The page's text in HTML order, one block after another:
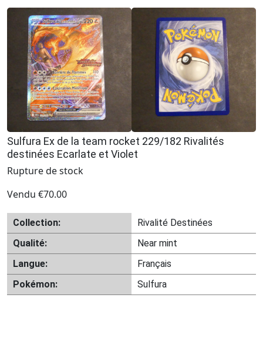
Sulfura Ex de la team rocket 229/182 Rivalités
destinées Ecarlate et Violet
Rupture de stock
Vendu €70.00
Collection:
Rivalité Destinées
Qualité:
Near mint
Langue:
Français
Pokémon:
Sulfura